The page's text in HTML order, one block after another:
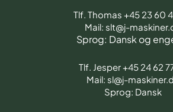
Tlf. Thomas +45 23 60
Mail: slt@j-
Sprog: Dansk og
Tlf. Jesper +45 24 62
Mail: sl@j-
Sprog: Dansk